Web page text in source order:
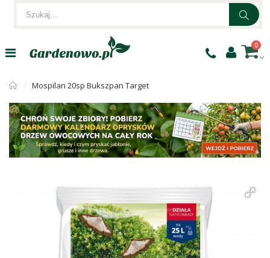
0
Mospilan 20sp Bukszpan Target